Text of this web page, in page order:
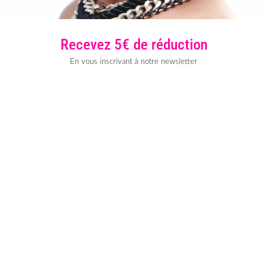
Recevez 5€ de réduction
En vous inscrivant à notre newsletter